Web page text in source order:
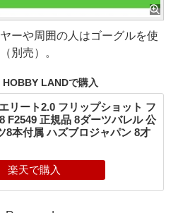
ーや周囲の人はゴーグルを使
別売）。
LANDで購入
リート2.0 フリップショット フ
F2549 正規品 8ダーツバレル 公
8本付属 ハズブロジャパン 8才